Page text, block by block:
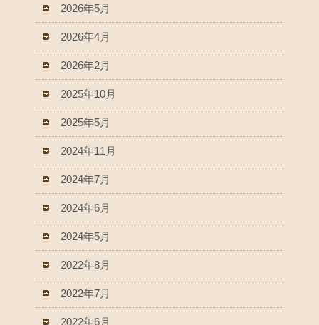
2026年5月
2026年4月
2026年2月
2025年10月
2025年5月
2024年11月
2024年7月
2024年6月
2024年5月
2022年8月
2022年7月
2022年6月